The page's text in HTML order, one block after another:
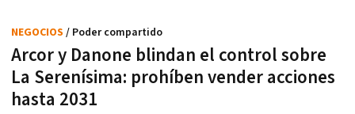
Arcor y Danone blindan el control sobre
La Serenísima: prohíben vender acciones
hasta 2031
NEGOCIOS / Poder compartido